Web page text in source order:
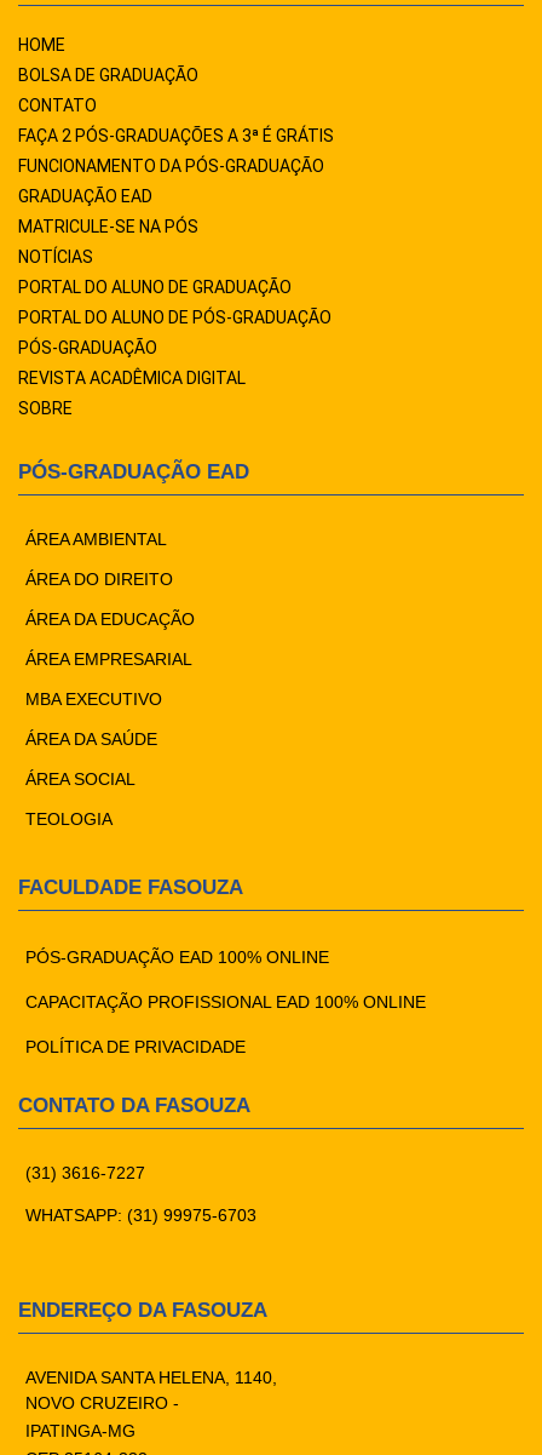
HOME
BOLSA DE GRADUAÇÃO
CONTATO
FAÇA 2 PÓS-GRADUAÇÕES A 3ª É GRÁTIS
FUNCIONAMENTO DA PÓS-GRADUAÇÃO
GRADUAÇÃO EAD
MATRICULE-SE NA PÓS
NOTÍCIAS
PORTAL DO ALUNO DE GRADUAÇÃO
PORTAL DO ALUNO DE PÓS-GRADUAÇÃO
PÓS-GRADUAÇÃO
REVISTA ACADÊMICA DIGITAL
SOBRE
PÓS-GRADUAÇÃO EAD
ÁREA AMBIENTAL
ÁREA DO DIREITO
ÁREA DA EDUCAÇÃO
ÁREA EMPRESARIAL
MBA EXECUTIVO
ÁREA DA SAÚDE
ÁREA SOCIAL
TEOLOGIA
FACULDADE FASOUZA
PÓS-GRADUAÇÃO EAD 100% ONLINE
CAPACITAÇÃO PROFISSIONAL EAD 100% ONLINE
POLÍTICA DE PRIVACIDADE
CONTATO DA FASOUZA
(31) 3616-7227
WHATSAPP: (31) 99975-6703
ENDEREÇO DA FASOUZA
AVENIDA SANTA HELENA, 1140,
NOVO CRUZEIRO -
IPATINGA-MG